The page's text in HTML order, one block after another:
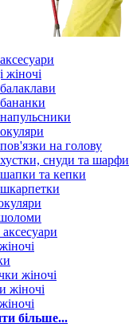
жіночі
на голову
снуди та шарфи
та кепки
жіночі
жіночі
більше...